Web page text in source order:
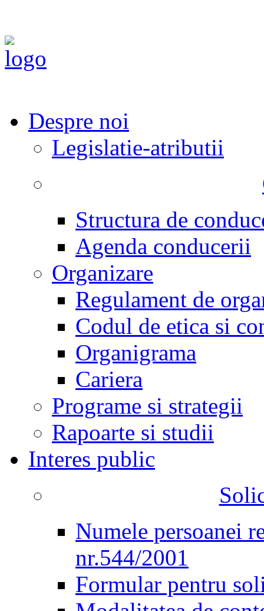
Despre noi
Legislatie-atributii
Structura de
Agenda conducerii
Organizare
Regulament de
Codul de etica si
Organigrama
Cariera
Programe si strategii
Rapoarte si studii
Interes public
Numele persoanei
nr.544/2001
Formular pentru